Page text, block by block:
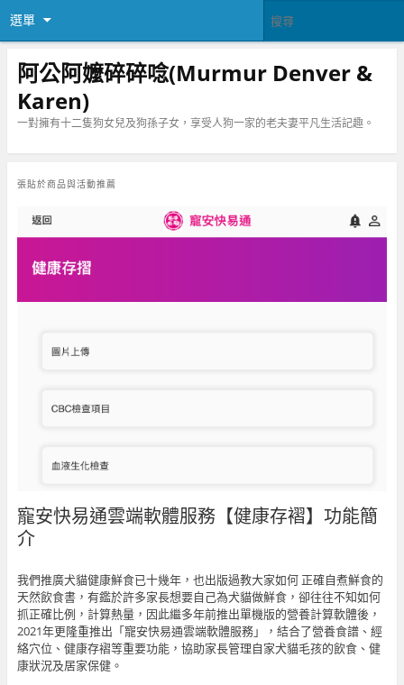
選單
阿公阿嬤碎碎唸(Murmur Denver &
Karen)
一對擁有十二隻狗女兒及狗孫子女，享受人狗一家的老夫妻平凡生活記趣。
張貼於商品與活動推薦
寵安快易通雲端軟體服務【健康存褶】功能簡
介
我們推廣犬貓健康鮮食已十幾年，也出版過教大家如何 正確自煮鮮食的
天然飲食書，有鑑於許多家長想要自己為犬貓做鮮食，卻往往不知如何
抓正確比例，計算熱量，因此繼多年前推出單機版的營養計算軟體後，
2021年更隆重推出「寵安快易通雲端軟體服務」，結合了營養食譜、經
絡穴位、健康存褶等重要功能，協助家長管理自家犬貓毛孩的飲食、健
康狀況及居家保健。